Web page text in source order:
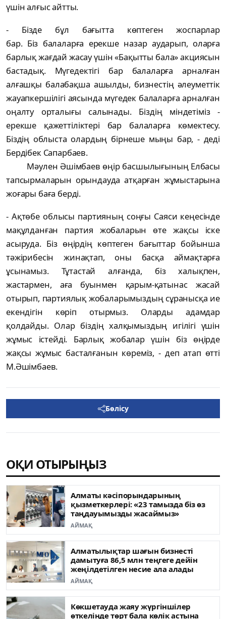
үшін алғыс айтты.
- Бізде бұл бағытта көптеген жоспарлар
бар. Біз балаларға ерекше назар аударып, оларға
барлық жағдай жасау үшін «Бақытты бала» акциясын
бастадық. Мүгедектігі бар балаларға арналған
алғашқы балабақша ашылды, бизнестің әлеуметтік
жауапкершілігі аясында мүгедек балаларға арналған
оңалту орталығы салынады. Біздің міндетіміз -
ерекше қажеттіліктері бар балаларға көмектесу.
Біздің облыста олардың бірнеше мыңы бар, - деді
Бердібек Сапарбаев.
Мәулен Әшімбаев өңір басшылығының Елбасы
тапсырмаларын орындауда атқарған жұмыстарына
жоғары баға берді.
- Ақтөбе облысы партияның соңғы Саяси кеңесінде
мақұлданған партия жобаларын өте жақсы іске
асыруда. Біз өңірдің көптеген бағыттар бойынша
тәжірибесін жинақтап, оны басқа аймақтарға
ұсынамыз. Тұтастай алғанда, біз халықпен,
жастармен, аға буынмен қарым-қатынас жасай
отырып, партиялық жобаларымыздың сұранысқа ие
екендігін көріп отырмыз. Оларды адамдар
қолдайды. Олар біздің халқымыздың игілігі үшін
жұмыс істейді. Барлық жобалар үшін біз өңірде
жақсы жұмыс басталғанын көреміз, - деп атап өтті
М.Әшімбаев.
Бөлісу
ОҚИ ОТЫРЫҢЫЗ
Алматы кәсіпорындарының
қызметкерлері: «23 тамызда біз өз
таңдауымызды жасаймыз»
АЙМАҚ
Алматылықтар шағын бизнесті
дамытуға 86,5 млн теңгеге дейін
жеңілдетілген несие ала алады
АЙМАҚ
Көкшетауда жаяу жүргіншілер
өткелінде төрт бала көлік астына